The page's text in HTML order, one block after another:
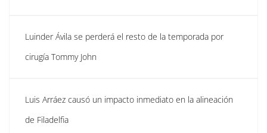
Luinder Ávila se perderá el resto de la temporada por
cirugía Tommy John
Luis Arráez causó un impacto inmediato en la alineación
de Filadelfia